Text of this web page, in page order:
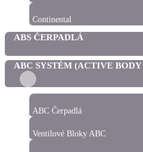
Continental
ABS ČERPADLÁ
ABC SYSTÉM (ACTIVE
ABC Čerpadlá
Ventilové Bloky ABC